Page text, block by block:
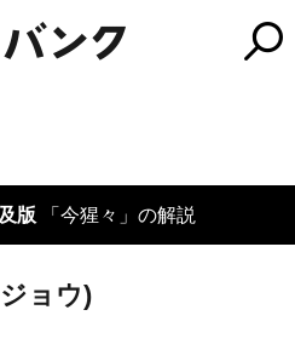
版 「今猩々」の解説
ョウ)